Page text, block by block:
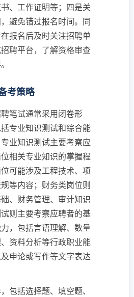
、工作证明等；四是关
避免错过报名时间。同
报名后及时关注招聘单
聘平台，了解资格审查
考策略
笔试通常采用闭卷形
专业知识测试和综合能
业知识测试主要考察应
相关专业知识的掌握程
可能涉及工程技术、项
等内容；财务类岗位则
、财务管理、审计知识
则主要考察应聘者的基
，包括言语理解、数量
资料分析等行政职业能
申论或写作等文字表达
包括选择题、填空题、